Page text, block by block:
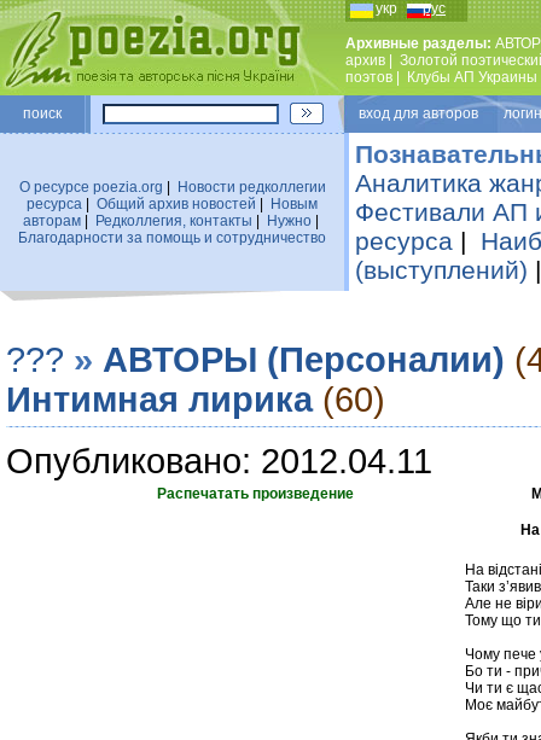
укр рус
Архивные разделы:
архив
Золотой
поэтов
Клубы АП Украины
поиск вход для авторов
О ресурсе poezia.org
Новости редколлегии
ресурса
Общий архив новостей
Новым
авторам| Редколлегия, контакты Нужно|
Благодарности за помощь и сотрудничество
Аналитика
Фестивали АП
ресурса |
(выступлений)
??? » АВТОРЫ (Персоналии)
Интимная лирика (60)
Опубликовано: 2012.04.11
Распечатать произведение
На
Таки
Але не
Тому що ти
Чому пече
Бо ти -
Чи ти є
Моє